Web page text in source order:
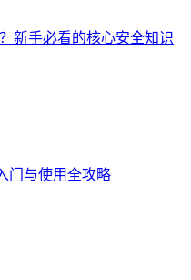
新手必看的核心安全知识
门与使用全攻略